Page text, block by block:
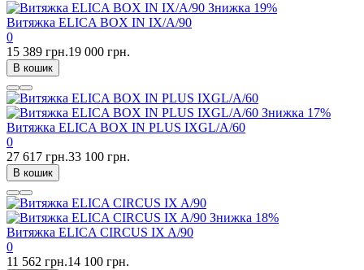
Знижка 19%
Витяжка ELICA BOX IN IX/A/90
0
15 389 грн.19 000 грн.
В кошик
Знижка 17%
Витяжка ELICA BOX IN PLUS IXGL/A/60
0
27 617 грн.33 100 грн.
В кошик
Знижка 18%
Витяжка ELICA CIRCUS IX A/90
0
11 562 грн.14 100 грн.